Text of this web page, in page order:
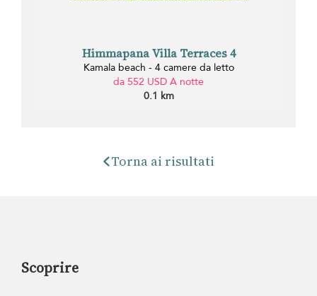
Himmapana Villa Terraces 4
Kamala beach - 4 camere da letto
da 552 USD A notte
0.1 km
Torna ai risultati
Scoprire